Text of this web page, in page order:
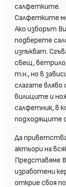
салфетките.
Салфетките
Ако изборът
подберете
изпъкват.
свещ,
т.н., но в
слагате
вилиците и
салфетник, в
подходящите
Да
актьори на
Представяме
изработени
открие своя